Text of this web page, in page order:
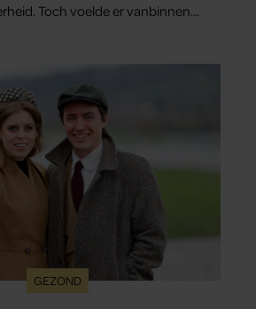
Toch voelde er vanbinnen
vooral overleefde en steeds
verwijderd raakte.
GEZOND